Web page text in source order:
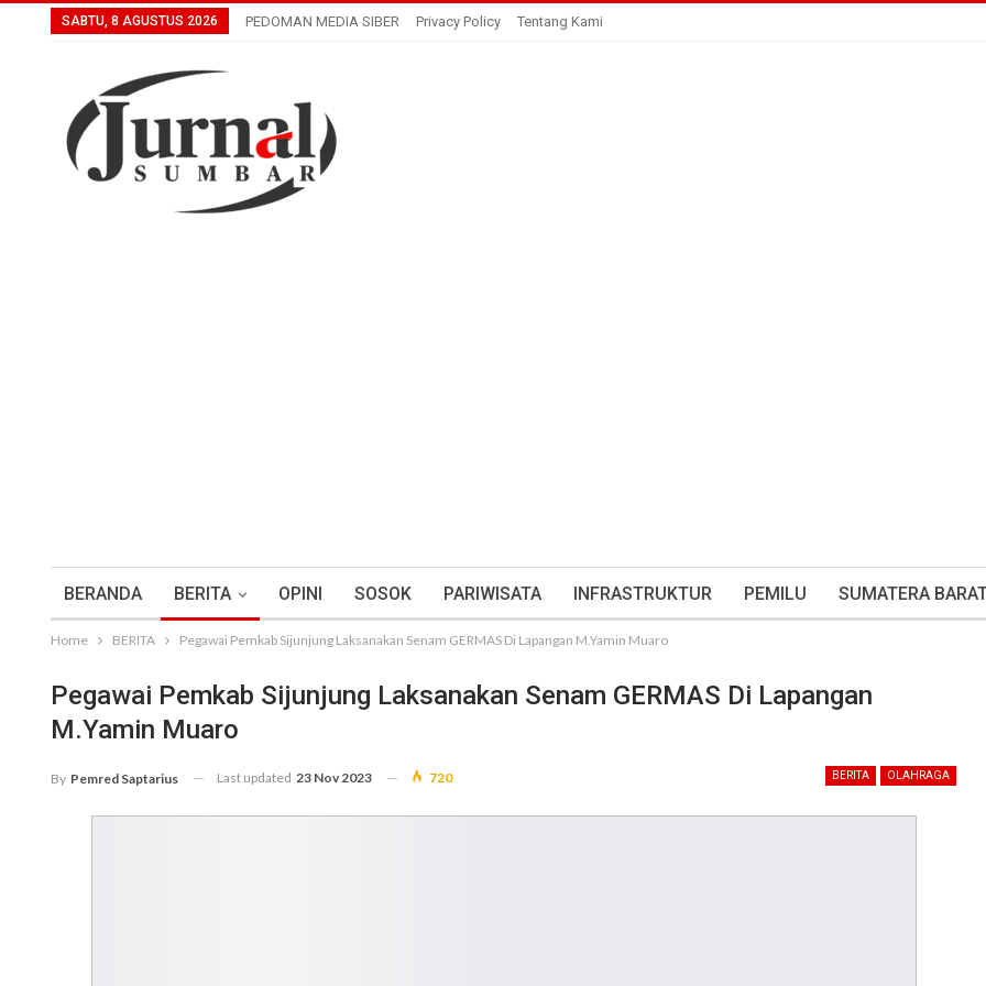
SABTU, 8 AGUSTUS 2026 PEDOMAN MEDIA SIBER Privacy Policy Tentang Kami
BERANDA BERITA OPINI SOSOK PARIWISATA INFRASTRUKTUR PEMILU SUMATERA
Home BERITA Pegawai Pemkab Sijunjung Laksanakan Senam GERMAS Di Lapangan M.Yamin Muaro
Pegawai Pemkab Sijunjung Laksanakan Senam GERMAS Di Lapangan
M.Yamin Muaro
BERITA OLAHRAGA
By Pemred Saptarius Last updated 23 Nov 2023 720